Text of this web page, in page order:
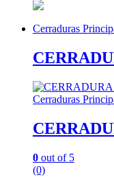
Cerraduras
Cerraduras
0 out of 5
(0)